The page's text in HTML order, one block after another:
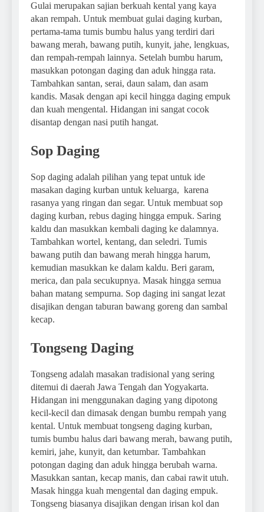
Gulai merupakan sajian berkuah kental yang kaya
akan rempah. Untuk membuat gulai daging kurban,
pertama-tama tumis bumbu halus yang terdiri dari
bawang merah, bawang putih, kunyit, jahe, lengkuas,
dan rempah-rempah lainnya. Setelah bumbu harum,
masukkan potongan daging dan aduk hingga rata.
Tambahkan santan, serai, daun salam, dan asam
kandis. Masak dengan api kecil hingga daging empuk
dan kuah mengental. Hidangan ini sangat cocok
disantap dengan nasi putih hangat.
Sop Daging
Sop daging adalah pilihan yang tepat untuk ide
masakan daging kurban untuk keluarga, karena
rasanya yang ringan dan segar. Untuk membuat sop
daging kurban, rebus daging hingga empuk. Saring
kaldu dan masukkan kembali daging ke dalamnya.
Tambahkan wortel, kentang, dan seledri. Tumis
bawang putih dan bawang merah hingga harum,
kemudian masukkan ke dalam kaldu. Beri garam,
merica, dan pala secukupnya. Masak hingga semua
bahan matang sempurna. Sop daging ini sangat lezat
disajikan dengan taburan bawang goreng dan sambal
kecap.
Tongseng Daging
Tongseng adalah masakan tradisional yang sering
ditemui di daerah Jawa Tengah dan Yogyakarta.
Hidangan ini menggunakan daging yang dipotong
kecil-kecil dan dimasak dengan bumbu rempah yang
kental. Untuk membuat tongseng daging kurban,
tumis bumbu halus dari bawang merah, bawang putih,
kemiri, jahe, kunyit, dan ketumbar. Tambahkan
potongan daging dan aduk hingga berubah warna.
Masukkan santan, kecap manis, dan cabai rawit utuh.
Masak hingga kuah mengental dan daging empuk.
Tongseng biasanya disajikan dengan irisan kol dan